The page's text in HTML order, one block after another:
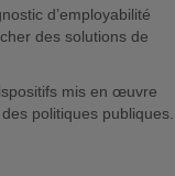
d’employabilité
des solutions de
mis en œuvre
politiques publiques.